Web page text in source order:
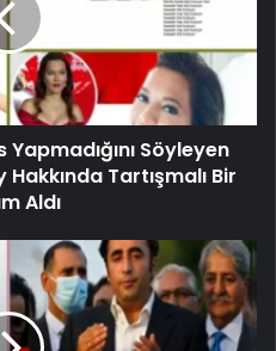
Söyleyen
Tartışmalı Bir
Aldı